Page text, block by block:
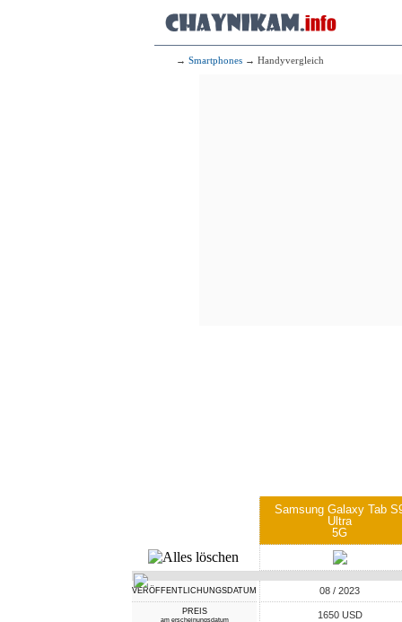
→ Smartphones → Handyvergleich
Samsung Galaxy Tab
Ultra
5G
VERÖFFENTLICHUNGSDATUM 08 / 2023
PREIS
am erscheinungsdatum 1650 USD